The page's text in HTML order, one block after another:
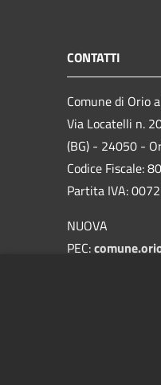
CONTATTI
Comune di Orio
Via Locatelli n.
(BG) - 24050 -
Codice Fiscale:
Partita IVA:
NUOVA
PEC: